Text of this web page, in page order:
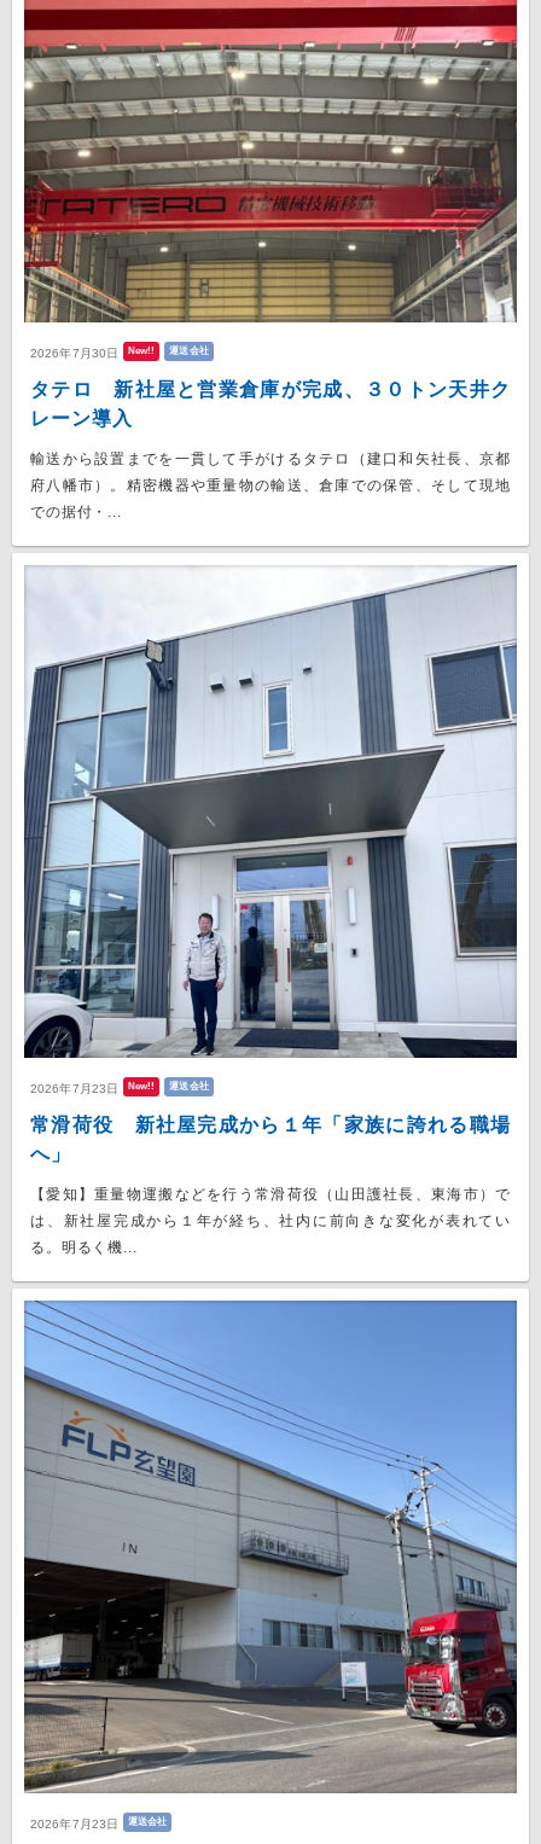
2026年7月30日 New!! 運送会社
タテロ 新社屋と営業倉庫が完成、３０トン天井ク
レーン導入
輸送から設置までを一貫して手がけるタテロ（建口和矢社長、京都
府八幡市）。精密機器や重量物の輸送、倉庫での保管、そして現地
での据付・...
2026年7月23日 New!! 運送会社
常滑荷役 新社屋完成から１年「家族に誇れる職場
へ」
【愛知】重量物運搬などを行う常滑荷役（山田護社長、東海市）で
は、新社屋完成から１年が経ち、社内に前向きな変化が表れてい
る。明るく機...
2026年7月23日 運送会社